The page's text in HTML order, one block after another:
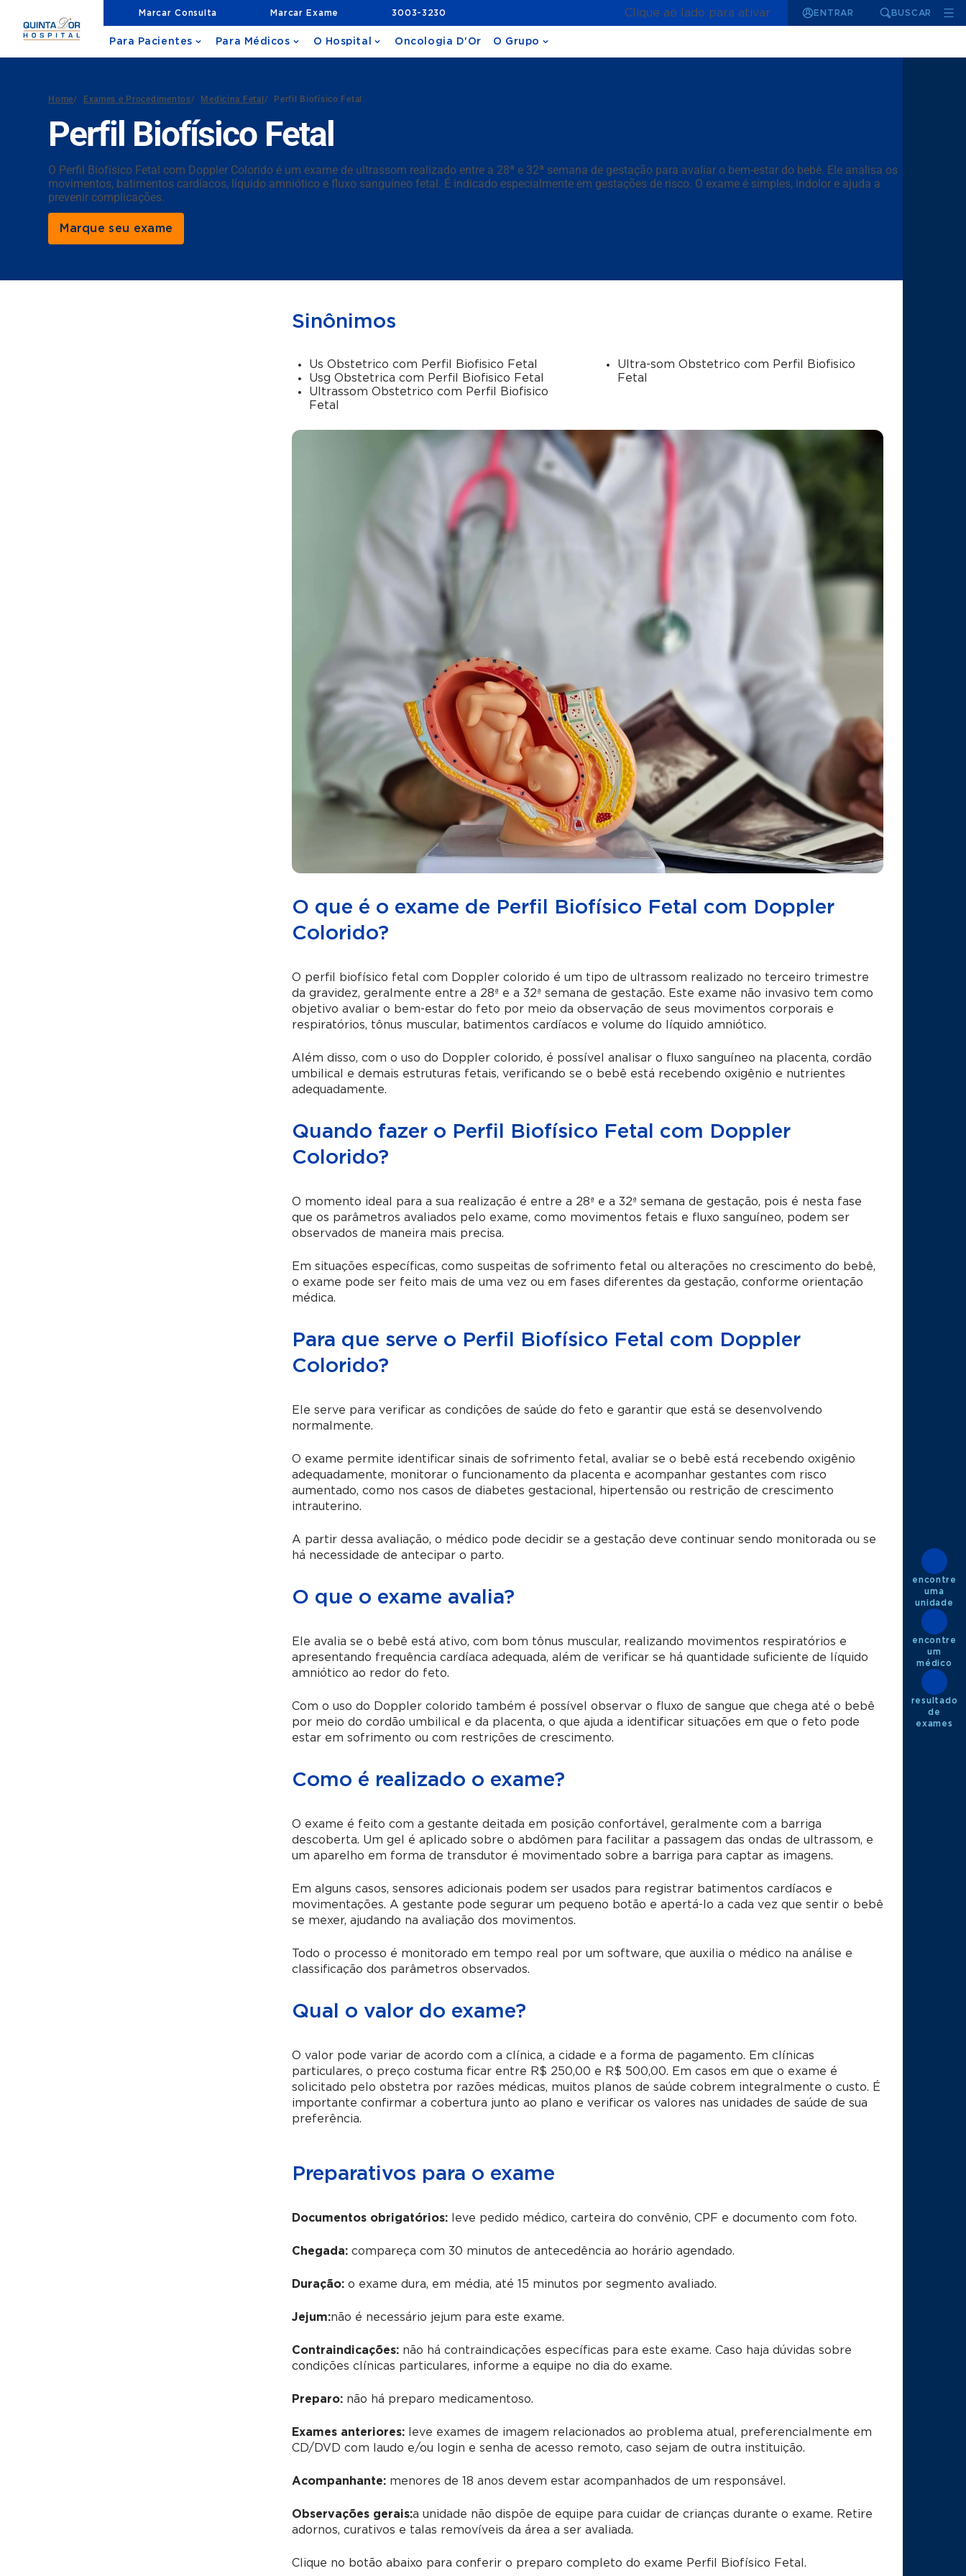
Marcar Consulta Marcar Exame 3003-3230 Clique ao lado para ativar ENTRAR BUSCAR
Para Pacientes Para Médicos O Hospital Oncologia D'Or O Grupo
Home/ Exames e Procedimentos/ Medicina Fetal / Perfil Biofísico Fetal
Perfil Biofísico Fetal
O Perfil Biofísico Fetal com Doppler Colorido é um exame de ultrassom realizado entre a 28ª e 32ª semana de gestação para avaliar o bem-estar do bebê. Ele analisa os
movimentos, batimentos cardíacos, líquido amniótico e fluxo sanguíneo fetal. É indicado especialmente em gestações de risco. O exame é simples, indolor e ajuda a
prevenir complicações.
Marque seu exame
Sinônimos
Us Obstetrico com Perfil Biofisico Fetal
Usg Obstetrica com Perfil Biofisico Fetal
Ultrassom Obstetrico com Perfil Biofisico
Fetal
Ultra-som Obstetrico com Perfil Biofisico
Fetal
O que é o exame de Perfil Biofísico Fetal com Doppler
Colorido?
O perfil biofísico fetal com Doppler colorido é um tipo de ultrassom realizado no terceiro trimestre
da gravidez, geralmente entre a 28ª e a 32ª semana de gestação. Este exame não invasivo tem como
objetivo avaliar o bem-estar do feto por meio da observação de seus movimentos corporais e
respiratórios, tônus muscular, batimentos cardíacos e volume do líquido amniótico.
Além disso, com o uso do Doppler colorido, é possível analisar o fluxo sanguíneo na placenta, cordão
umbilical e demais estruturas fetais, verificando se o bebê está recebendo oxigênio e nutrientes
adequadamente.
Quando fazer o Perfil Biofísico Fetal com Doppler
Colorido?
O momento ideal para a sua realização é entre a 28ª e a 32ª semana de gestação, pois é nesta fase
que os parâmetros avaliados pelo exame, como movimentos fetais e fluxo sanguíneo, podem ser
observados de maneira mais precisa.
Em situações específicas, como suspeitas de sofrimento fetal ou alterações no crescimento do bebê,
o exame pode ser feito mais de uma vez ou em fases diferentes da gestação, conforme orientação
médica.
Para que serve o Perfil Biofísico Fetal com Doppler
Colorido?
Ele serve para verificar as condições de saúde do feto e garantir que está se desenvolvendo
normalmente.
O exame permite identificar sinais de sofrimento fetal, avaliar se o bebê está recebendo oxigênio
adequadamente, monitorar o funcionamento da placenta e acompanhar gestantes com risco
aumentado, como nos casos de diabetes gestacional, hipertensão ou restrição de crescimento
intrauterino.
A partir dessa avaliação, o médico pode decidir se a gestação deve continuar sendo monitorada ou se
há necessidade de antecipar o parto.
O que o exame avalia?
Ele avalia se o bebê está ativo, com bom tônus muscular, realizando movimentos respiratórios e
apresentando frequência cardíaca adequada, além de verificar se há quantidade suficiente de líquido
amniótico ao redor do feto.
Com o uso do Doppler colorido também é possível observar o fluxo de sangue que chega até o bebê
por meio do cordão umbilical e da placenta, o que ajuda a identificar situações em que o feto pode
estar em sofrimento ou com restrições de crescimento.
Como é realizado o exame?
O exame é feito com a gestante deitada em posição confortável, geralmente com a barriga
descoberta. Um gel é aplicado sobre o abdômen para facilitar a passagem das ondas de ultrassom, e
um aparelho em forma de transdutor é movimentado sobre a barriga para captar as imagens.
Em alguns casos, sensores adicionais podem ser usados para registrar batimentos cardíacos e
movimentações. A gestante pode segurar um pequeno botão e apertá-lo a cada vez que sentir o bebê
se mexer, ajudando na avaliação dos movimentos.
Todo o processo é monitorado em tempo real por um software, que auxilia o médico na análise e
classificação dos parâmetros observados.
Qual o valor do exame?
O valor pode variar de acordo com a clínica, a cidade e a forma de pagamento. Em clínicas
particulares, o preço costuma ficar entre R$ 250,00 e R$ 500,00. Em casos em que o exame é
solicitado pelo obstetra por razões médicas, muitos planos de saúde cobrem integralmente o custo. É
importante confirmar a cobertura junto ao plano e verificar os valores nas unidades de saúde de sua
preferência.
Preparativos para o exame
Documentos obrigatórios:leve pedido médico, carteira do convênio, CPF e documento com foto.
Chegada:compareça com 30 minutos de antecedência ao horário agendado.
Duração:o exame dura, em média, até 15 minutos por segmento avaliado.
Jejum:não é necessário jejum para este exame.
Contraindicações:não há contraindicações específicas para este exame. Caso haja dúvidas sobre
condições clínicas particulares, informe a equipe no dia do exame.
Preparo: não há preparo medicamentoso.
Exames anteriores:leve exames de imagem relacionados ao problema atual, preferencialmente em
CD/DVD com laudo e/ou login e senha de acesso remoto, caso sejam de outra instituição.
Acompanhante:menores de 18 anos devem estar acompanhados de um responsável.
Observações gerais:a unidade não dispõe de equipe para cuidar de crianças durante o exame. Retire
adornos, curativos e talas removíveis da área a ser avaliada.
Clique no botão abaixo para conferir o preparo completo do exame Perfil Biofísico Fetal.
encontre
uma
unidade
encontre
um
médico
resultado
de
exames